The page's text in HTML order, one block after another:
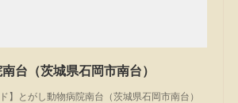
台（茨城県石岡市南台）
】とがし動物病院南台（茨城県石岡市南台）